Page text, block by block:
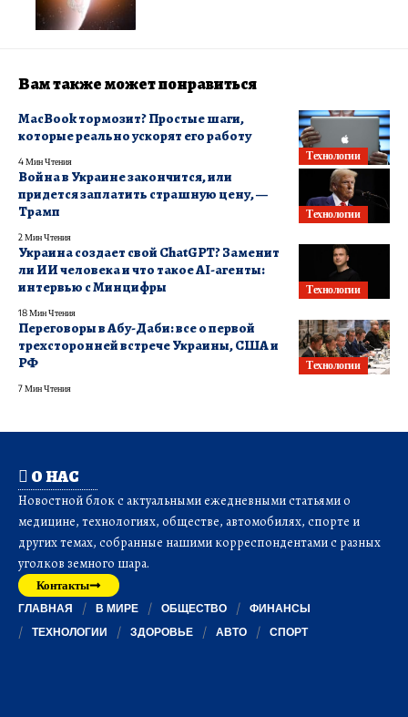
Вам также может понравиться
Технологии
MacBook тормозит? Простые шаги,
которые реально ускорят его работу
4 Мин Чтения
Технологии
Война в Украине закончится, или
придется заплатить страшную цену, —
Трамп
2 Мин Чтения
Технологии
Украина создает свой ChatGPT? Заменит
ли ИИ человека и что такое АІ-агенты:
интервью с Минцифры
18 Мин Чтения
Технологии
Переговоры в Абу-Даби: все о первой
трехсторонней встрече Украины, США и
РФ
7 Мин Чтения
О НАС
Новостной блок с актуальными ежедневными статьями о
медицине, технологиях, обществе, автомобилях, спорте и
других темах, собранные нашими корреспондентами с разных
уголков земного шара.
Контакты
ГЛАВНАЯ В МИРЕ ОБЩЕСТВО
ФИНАНСЫ
ТЕХНОЛОГИИ
ЗДОРОВЬЕ АВТО СПОРТ